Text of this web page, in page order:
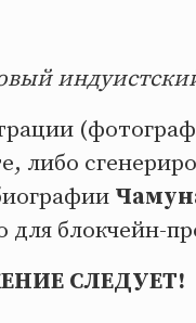
либо
для блокчейн-
СЛЕДУЕТ!